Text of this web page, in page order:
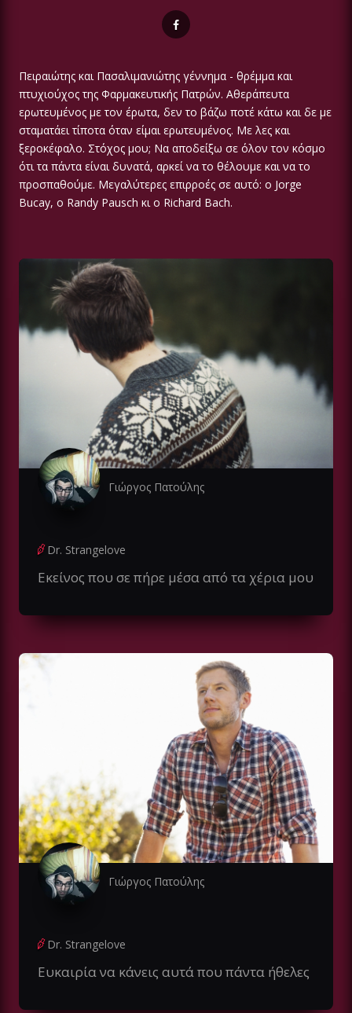
Πειραιώτης και Πασαλιμανιώτης γέννημα - θρέμμα και
πτυχιούχος της Φαρμακευτικής Πατρών. Αθεράπευτα
ερωτευμένος με τον έρωτα, δεν το βάζω ποτέ κάτω και δε με
σταματάει τίποτα όταν είμαι ερωτευμένος. Με λες και
ξεροκέφαλο. Στόχος μου; Να αποδείξω σε όλον τον κόσμο
ότι τα πάντα είναι δυνατά, αρκεί να το θέλουμε και να το
προσπαθούμε. Μεγαλύτερες επιρροές σε αυτό: ο Jorge
Bucay, ο Randy Pausch κι ο Richard Bach.
Γιώργος Πατούλης
Dr. Strangelove
Εκείνος που σε πήρε μέσα από τα χέρια μου
Γιώργος Πατούλης
Dr. Strangelove
Ευκαιρία να κάνεις αυτά που πάντα ήθελες